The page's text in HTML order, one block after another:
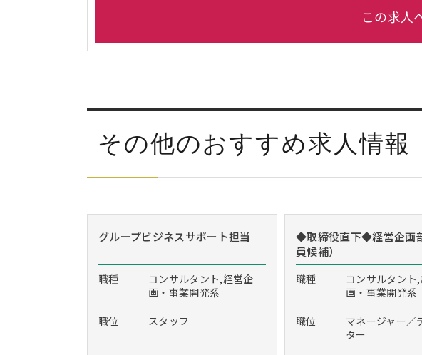
この求人
その他のおすすめ求人情報
グループビジネスサポート担当
職種
コンサルタント,経営企
画・事業開発系
職位
スタッフ
◆取締役直下◆経営企画
員候補）
職種
コンサルタント
画・事業開発系
職位
マネージャー／
ター